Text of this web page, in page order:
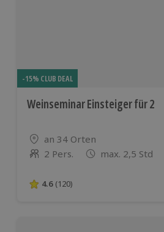
-15% CLUB DEAL
Weinseminar Einsteiger für 2
Standort
an 34 Orten
Anzahl der Teilnehmer
2 Pers. max. 2,5 Std
4.6 von 5 Sternen basierend
4.6 (120)